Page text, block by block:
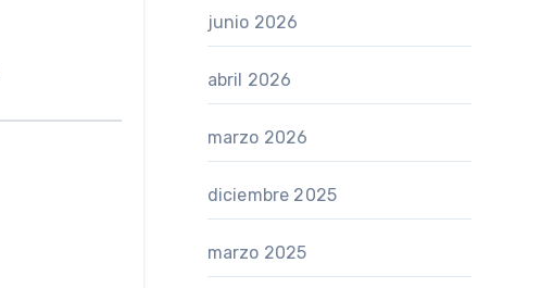
junio 2026
abril 2026
marzo 2026
diciembre 2025
marzo 2025